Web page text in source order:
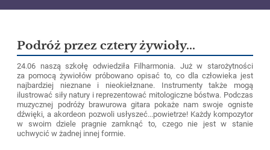
Podróż przez cztery żywioły...
24.06 naszą szkołę odwiedziła Filharmonia. Już w starożytności
za pomocą żywiołów próbowano opisać to, co dla człowieka jest
najbardziej nieznane i nieokiełznane. Instrumenty także mogą
ilustrować siły natury i reprezentować mitologiczne bóstwa. Podczas
muzycznej podróży brawurowa gitara pokaże nam swoje ogniste
dźwięki, a akordeon pozwoli usłyszeć...powietrze! Każdy kompozytor
w swoim dziele pragnie zamknąć to, czego nie jest w stanie
uchwycić w żadnej innej formie.